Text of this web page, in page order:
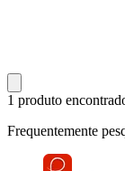
1 produto
Frequentemente